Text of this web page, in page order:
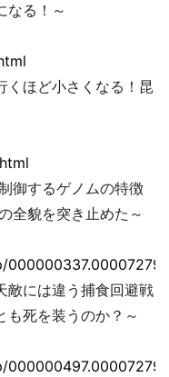
なる！～
くほど小さくなる！昆
御するゲノムの特徴
全貌を突き止めた～
敵には違う捕食回避戦
も死を装うのか？～